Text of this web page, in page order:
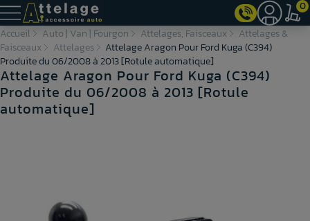
0
Accueil
Auto | Van | Fourgon Attelages, Faisceaux
Attelages &
Faisceaux
Attelages
Attelage Aragon Pour Ford Kuga (C394)
Produite du 06/2008 à 2013 [Rotule automatique]
Attelage Aragon Pour Ford Kuga (C394)
Produite du 06/2008 à 2013 [Rotule
automatique]